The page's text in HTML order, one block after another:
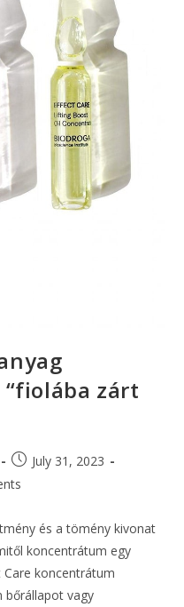
zárt
July 31, 2023
és a tömény kivonat
koncentrátum egy
Care koncentrátum
bőrállapot vagy